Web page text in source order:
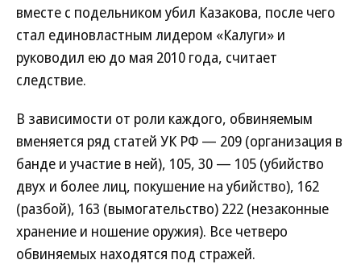
вместе с подельником убил Казакова, после чего
стал единовластным лидером «Калуги» и
руководил ею до мая 2010 года, считает
следствие.
В зависимости от роли каждого, обвиняемым
вменяется ряд статей УК РФ — 209 (организация в
банде и участие в ней), 105, 30 — 105 (убийство
двух и более лиц, покушение на убийство), 162
(разбой), 163 (вымогательство) 222 (незаконные
хранение и ношение оружия). Все четверо
обвиняемых находятся под стражей.